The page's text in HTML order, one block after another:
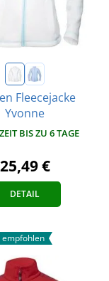
Fleecejacke
Yvonne
BIS ZU 6 TAGE
25,49 €
DETAIL
empfohlen